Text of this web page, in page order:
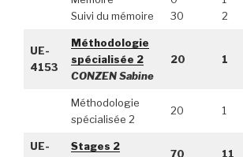
Suivi du mémoire
30
2
UE-
4153
Méthodologie
spécialisée 2
CONZEN Sabine
20 1
Méthodologie
spécialisée 2
20 1
UE-
Stages 2
70 11